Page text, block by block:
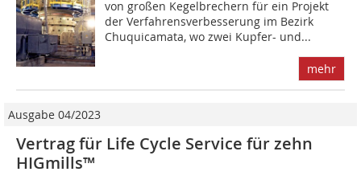
von großen Kegelbrechern für ein Projekt
der Verfahrensverbesserung im Bezirk
Chuquicamata, wo zwei Kupfer- und...
mehr
Ausgabe 04/2023
Vertrag für Life Cycle Service für zehn
HIGmills™